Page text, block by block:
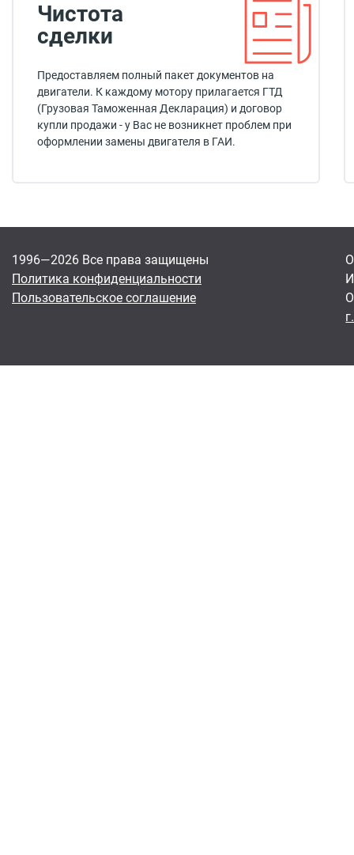
Чистота
сделки
Предоставляем полный пакет документов на
двигатели. К каждому мотору прилагается ГТД
(Грузовая Таможенная Декларация) и договор
купли продажи - у Вас не возникнет проблем при
оформлении замены двигателя в ГАИ.
1996—2026 Все права защищены
Политика конфиденциальности
Пользовательское соглашение